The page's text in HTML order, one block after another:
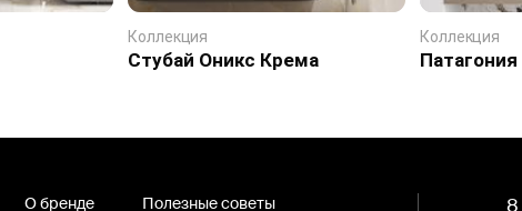
Коллекция
Стубай Оникс Крема
Коллекция
Патагония
О бренде Полезные советы 8